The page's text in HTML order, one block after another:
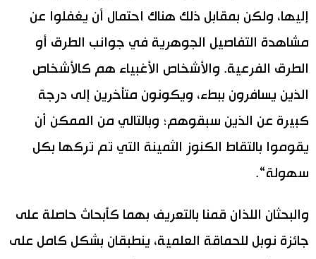
إليها، ولكن بمقابل ذلك هناك احتمال أن يغفلوا عن
مشاهدة التفاصيل الجوهرية في جوانب الطرق أو
الطرق الفرعية. والأشخاص الأغبياء هم كالأشخاص
الذين يسافرون ببطء، ويكونون متأخرين إلى درجة
كبيرة عن الذين سبقوهم؛ وبالتالي من الممكن أن
يقوموا بالتقاط الكنوز الثمينة التي تم تركها بكل
سهولة“.
والبحثان اللذان قمنا بالتعريف بهما كأبحاث حاصلة على
جائزة نوبل للحماقة العلمية، ينطبقان بشكل كامل على